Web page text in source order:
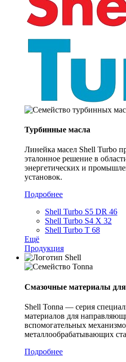
Турбинные масла
Линейка масел Shell Turbo
эталонное решение в
энергетических и
установок.
Подробнее
Shell Turbo S5 DR 46
Shell Turbo S4 X 32
Shell Turbo T 68
Ещё
Продукция
Смазочные материалы
Shell Tonna — серия
материалов для
вспомогательных
металлообрабатывающих
Подробнее